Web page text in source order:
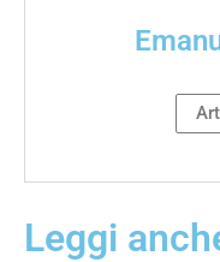
Leggi